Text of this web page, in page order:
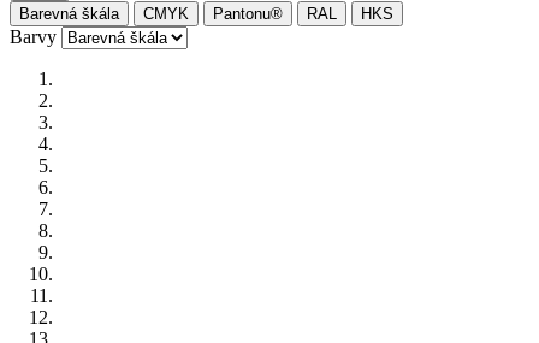
Barevná škála
CMYK Pantonu® RAL HKS
Barvy